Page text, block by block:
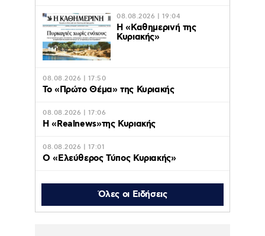
08.08.2026 | 19:04
H «Καθημερινή της
Κυριακής»
08.08.2026 | 17:50
Το «Πρώτο Θέμα» της Κυριακής
08.08.2026 | 17:06
Η «Realnews»της Κυριακής
08.08.2026 | 17:01
Ο «Eλεύθερος Τύπος Κυριακής»
08.08.2026 | 16:45
Το «Documento» της
Κυριακής
Όλες οι Ειδήσεις